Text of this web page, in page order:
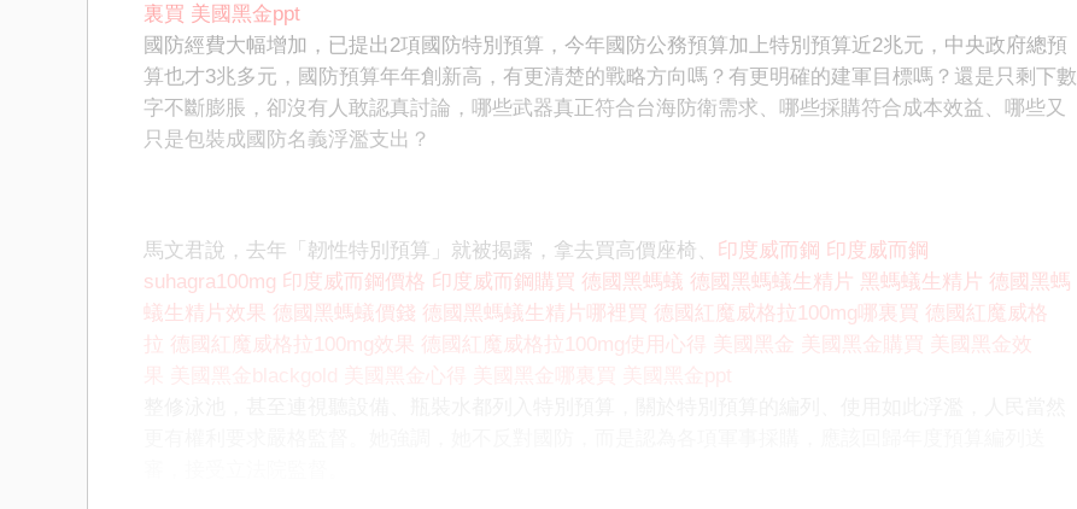
裏買 美國黑金ppt
國防經費大幅增加，已提出2項國防特別預算，今年國防公務預算加上特別預算近2兆元，中央政府總預
算也才3兆多元，國防預算年年創新高，有更清楚的戰略方向嗎？有更明確的建軍目標嗎？還是只剩下數
字不斷膨脹，卻沒有人敢認真討論，哪些武器真正符合台海防衛需求、哪些採購符合成本效益、哪些又
只是包裝成國防名義浮濫支出？
馬文君說，去年「韌性特別預算」就被揭露，拿去買高價座椅、 印度威而鋼 印度威而鋼
suhagra100mg 印度威而鋼價格 印度威而鋼購買 德國黑螞蟻 德國黑螞蟻生精片 黑螞蟻生精片 德國黑螞
蟻生精片效果 德國黑螞蟻價錢 德國黑螞蟻生精片哪裡買 德國紅魔威格拉100mg哪裏買 德國紅魔威格
拉 德國紅魔威格拉100mg效果 德國紅魔威格拉100mg使用心得 美國黑金 美國黑金購買
美國黑金效